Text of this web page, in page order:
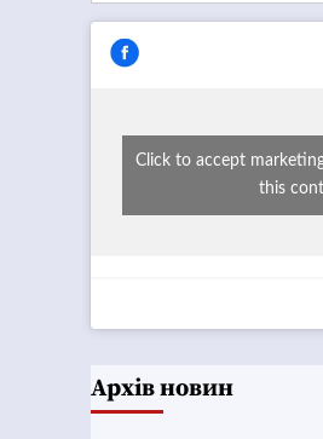
Click to accept
this
Архів новин